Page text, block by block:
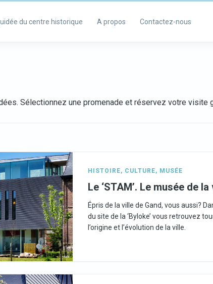
du centre historique A propos Contactez-nous
Sélectionnez une promenade et réservez votre visite
HISTOIRE, CULTURE, MUSÉE
Le ‘STAM’. Le musée de la
Épris de la ville de Gand, vous aussi?
du site de la ‘Byloke’ vous retrouvez
l’origine et l’évolution de la ville.